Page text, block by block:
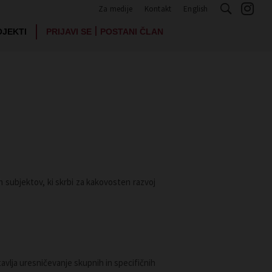
PRIJAVI SE | POSTANI ČLAN
Za medije Kontakt English
ki skrbi za kakovosten razvoj
uresničevanje skupnih in specifičnih